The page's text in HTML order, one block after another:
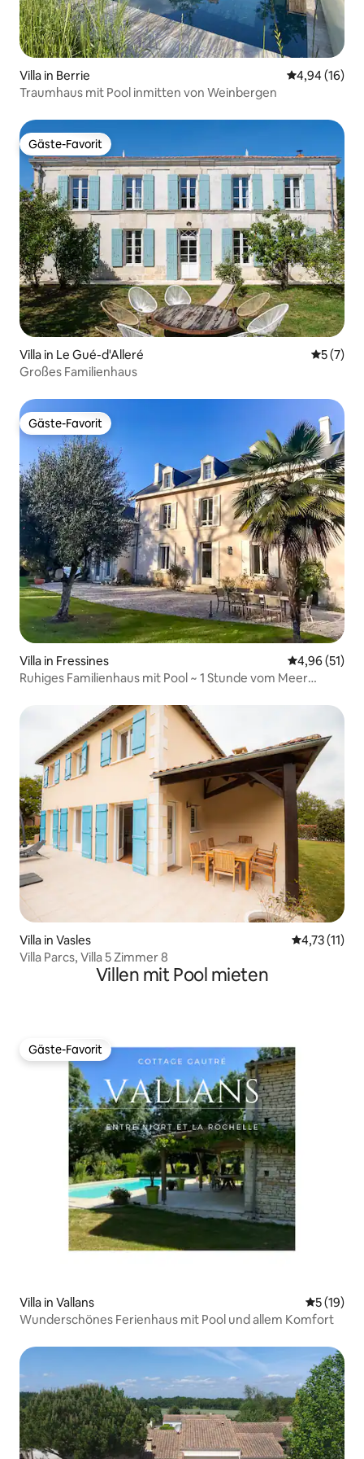
Villa in Berrie
4,94 (16)
Traumhaus mit Pool inmitten von Weinbergen
Gäste-Favorit
Gäste-Favorit
Villa in Le Gué-d'Alleré
5 (7)
Großes Familienhaus
Gäste-Favorit
Gäste-Favorit
Villa in Fressines
4,96 (51)
Ruhiges Familienhaus mit Pool ~ 1 Stunde vom Meer
Villa in Vasles
4,73 (11)
Villa Parcs, Villa 5 Zimmer 8
Villen mit Pool mieten
Gäste-Favorit
Gäste-Favorit
Villa in Vallans
5 (19)
Wunderschönes Ferienhaus mit Pool und allem Komfort